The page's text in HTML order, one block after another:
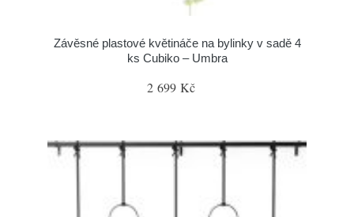
Závěsné plastové květináče na bylinky v sadě 4
ks Cubiko – Umbra
2 699 Kč